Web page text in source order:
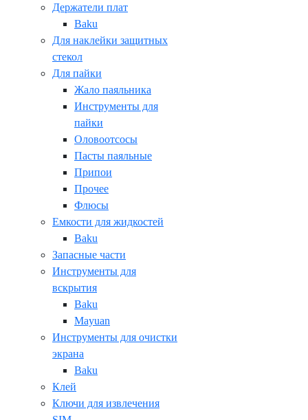
Держатели плат
Baku
Для наклейки защитных
стекол
Для пайки
Жало паяльника
Инструменты для
пайки
Оловоотсосы
Пасты паяльные
Припои
Прочее
Флюсы
Емкости для жидкостей
Baku
Запасные части
Инструменты для
вскрытия
Baku
Mayuan
Инструменты для очистки
экрана
Baku
Клей
Ключи для извлечения